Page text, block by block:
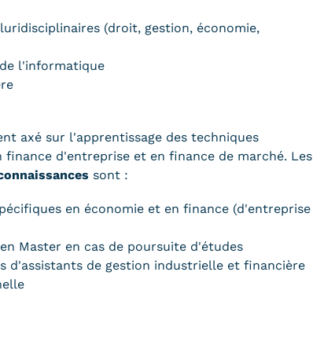
(droit, gestion, économie,
l'informatique
axé sur l'apprentissage des techniques
finance d'entreprise et en finance de marché. Les
sont :
en économie et en finance (d'entreprise
Master en cas de poursuite d'études
d'assistants de gestion industrielle et financière